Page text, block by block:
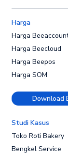
Harga
Harga
Harga Beecloud
Harga Beepos
Harga SOM
Download
Studi Kasus
Toko Roti Bakery
Bengkel Service